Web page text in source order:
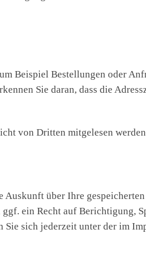
Beispiel Bestellungen oder
Sie daran, dass die
von Dritten mitgelesen
Auskunft über Ihre gespeicherten
ein Recht auf Berichtigung,
Sie sich jederzeit unter der im